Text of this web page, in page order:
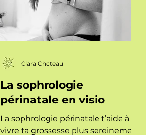
La sophrologie
périnatale en visio
La sophrologie périnatale t’aide à
vivre ta grossesse plus sereinement,
Clara Choteau